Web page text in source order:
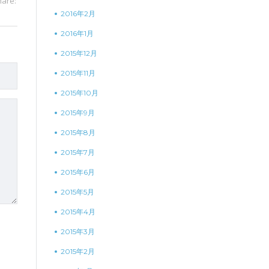
2016年2月
2016年1月
2015年12月
2015年11月
2015年10月
2015年9月
2015年8月
2015年7月
2015年6月
2015年5月
2015年4月
2015年3月
2015年2月